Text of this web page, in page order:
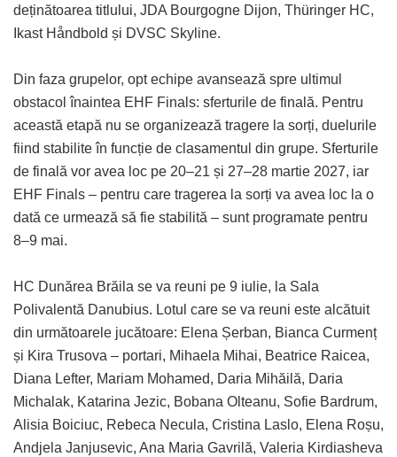
deținătoarea titlului, JDA Bourgogne Dijon, Thüringer HC,
Ikast Håndbold și DVSC Skyline.
Din faza grupelor, opt echipe avansează spre ultimul
obstacol înaintea EHF Finals: sferturile de finală. Pentru
această etapă nu se organizează tragere la sorți, duelurile
fiind stabilite în funcție de clasamentul din grupe. Sferturile
de finală vor avea loc pe 20–21 și 27–28 martie 2027, iar
EHF Finals – pentru care tragerea la sorți va avea loc la o
dată ce urmează să fie stabilită – sunt programate pentru
8–9 mai.
HC Dunărea Brăila se va reuni pe 9 iulie, la Sala
Polivalentă Danubius. Lotul care se va reuni este alcătuit
din următoarele jucătoare: Elena Șerban, Bianca Curmenț
și Kira Trusova – portari, Mihaela Mihai, Beatrice Raicea,
Diana Lefter, Mariam Mohamed, Daria Mihăilă, Daria
Michalak, Katarina Jezic, Bobana Olteanu, Sofie Bardrum,
Alisia Boiciuc, Rebeca Necula, Cristina Laslo, Elena Roșu,
Andjela Janjusevic, Ana Maria Gavrilă, Valeria Kirdiasheva